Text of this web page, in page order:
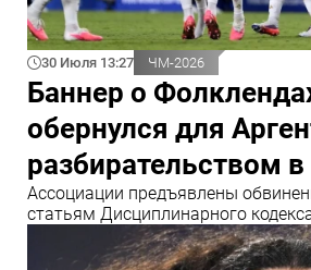
30 Июля 13:27 ЧМ-2026
Баннер о
обернулся для
разбирательством
Ассоциации предъявлены
статьям Дисциплинарного